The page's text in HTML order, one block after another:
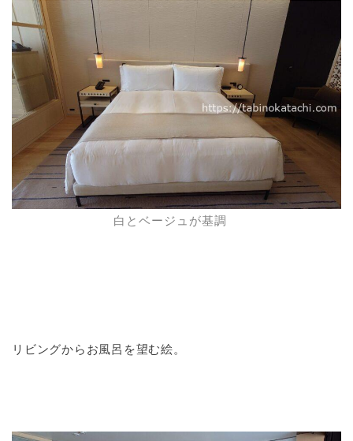
白とベージュが基調
リビングからお風呂を望む絵。